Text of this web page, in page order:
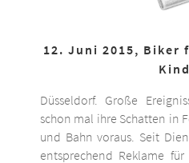
12. Juni 2015, Biker
Düsseldorf. Große
schon mal ihre Schatten in
und Bahn voraus. Seit
entsprechend Reklame